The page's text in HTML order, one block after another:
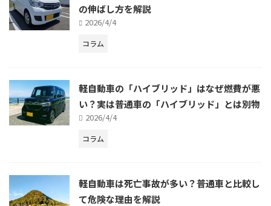
の伸ばし方を解説
2026/4/4
コラム
軽自動車の「ハイブリッド」はなぜ燃費が悪
い？実は普通車の「ハイブリッド」とは別物
2026/4/4
コラム
軽自動車は死亡事故が多い？普通車と比較し
て危険な理由を解説